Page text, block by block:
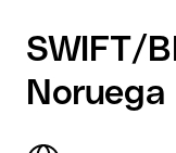
SWIFT/
Noruega